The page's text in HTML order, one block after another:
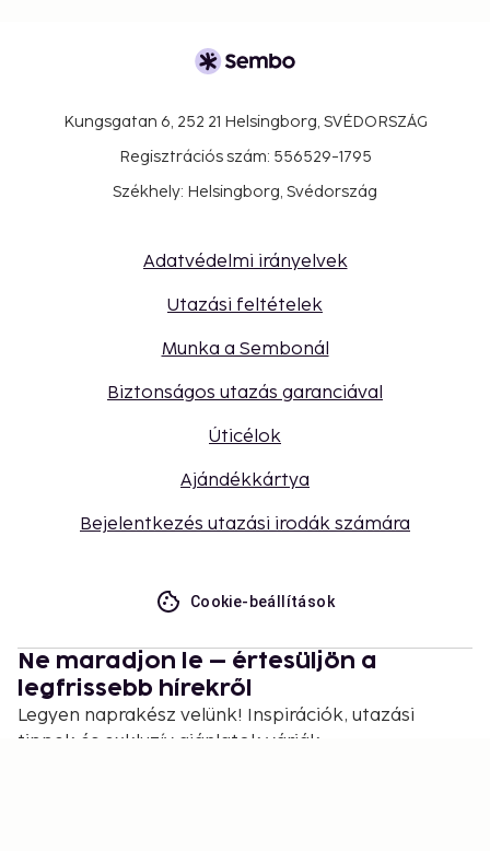
Kungsgatan 6, 252 21 Helsingborg, SVÉDORSZÁG
Regisztrációs szám: 556529-1795
Székhely: Helsingborg, Svédország
Adatvédelmi irányelvek
Utazási feltételek
Munka a Sembonál
Biztonságos utazás garanciával
Úticélok
Ajándékkártya
Bejelentkezés utazási irodák számára
Cookie-beállítások
Ne maradjon le – értesüljön a
legfrissebb hírekről
Legyen naprakész velünk! Inspirációk, utazási
tippek és exkluzív ajánlatok várják.